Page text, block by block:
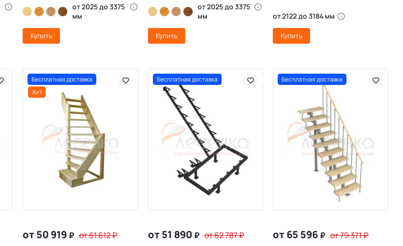
от 2025 до 3375
мм
Купить
от 2025 до 3375
мм
Купить
от 2122 до 3184 мм
Купить
Бесплатная доставка
Хит
от 50 919 ₽ от 61 612₽
Бесплатная доставка
от 51 890 ₽ от 62 787₽
Бесплатная доставка
от 65 596 ₽ от 79 371₽